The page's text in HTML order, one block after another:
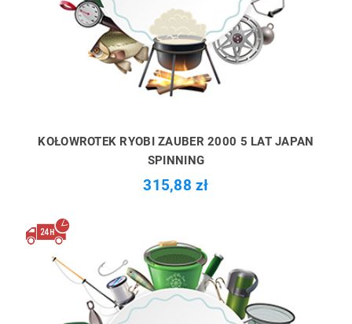
KOŁOWROTEK RYOBI ZAUBER 2000 5 LAT JAPAN
SPINNING
315,88 zł